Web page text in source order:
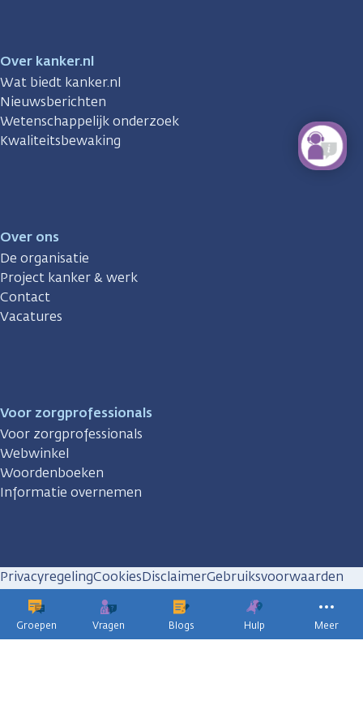
Groepen Vragen Blogs Hulp Meer
Over kanker.nl
Wat biedt kanker.nl
Nieuwsberichten
Wetenschappelijk onderzoek
Kwaliteitsbewaking
Over ons
De organisatie
Project kanker & werk
Contact
Vacatures
Voor zorgprofessionals
Voor zorgprofessionals
Webwinkel
Woordenboeken
Informatie overnemen
PrivacyregelingCookiesDisclaimerGebruiksvoorwaarden
Huisregels